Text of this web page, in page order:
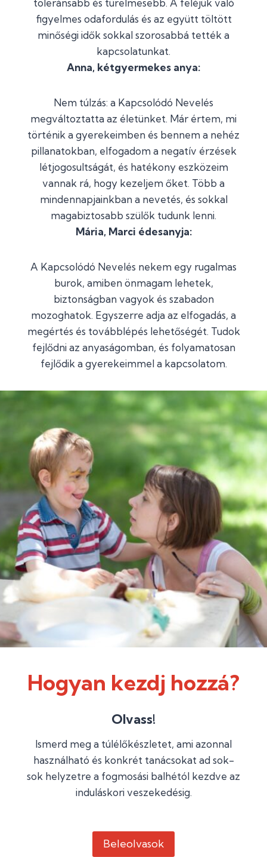
figyelmes odafordulás és az együtt töltött
minőségi idők sokkal szorosabbá tették a
kapcsolatunkat.
Anna, kétgyermekes anya:
Nem túlzás: a Kapcsolódó Nevelés
megváltoztatta az életünket. Már értem, mi
történik a gyerekeimben és bennem a nehéz
pillanatokban, elfogadom a negatív érzések
létjogosultságát, és hatékony eszközeim
vannak rá, hogy kezeljem őket. Több a
mindennapjainkban a nevetés, és sokkal
magabiztosabb szülők tudunk lenni.
Mária, Marci édesanyja:
A Kapcsolódó Nevelés nekem egy rugalmas
burok, amiben önmagam lehetek,
biztonságban vagyok és szabadon
mozoghatok. Egyszerre adja az elfogadás, a
megértés és továbblépés lehetőségét. Tudok
fejlődni az anyaságomban, és folyamatosan
fejlődik a gyerekeimmel a kapcsolatom.
Hogyan kezdj hozzá?
Olvass!
Ismerd meg a túlélőkészletet, ami azonnal
használható és konkrét tanácsokat ad sok-
sok helyzetre a fogmosási balhétól kezdve az
induláskori veszekedésig.
Beleolvasok